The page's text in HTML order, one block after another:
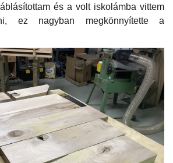
és a volt iskolámba vittem
ez nagyban megkönnyítette a